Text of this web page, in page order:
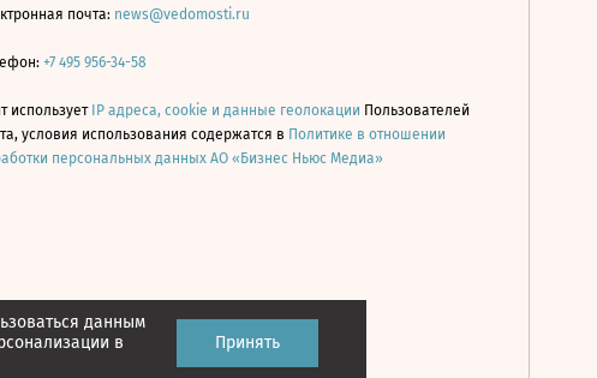
данным
в
Принять
почта: news@vedomosti.ru
+7 495 956-34-58
использует IP адреса, cookie и данные геолокации Пользователей
условия использования содержатся в Политике в отношении
персональных данных АО «Бизнес Ньюс Медиа»